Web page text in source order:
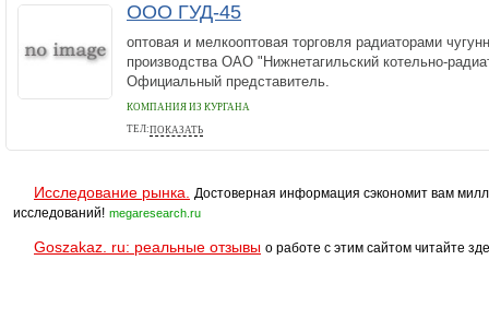
ООО ГУД-45
оптовая и мелкооптовая торговля радиаторами
производства ОАО "Нижнетагильский котельно-
Официальный представитель.
КОМПАНИЯ ИЗ КУРГАНА
ТЕЛ:ПОКАЗАТЬ
8 (3522) 55-07-17
Исследование рынка.
Достоверная информация сэкономит вам
исследований! megaresearch.ru
Goszakaz. ru: реальные отзывы о работе с этим сайтом читайте